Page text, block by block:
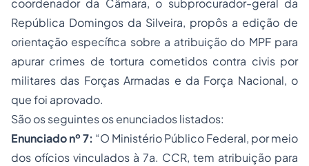
coordenador da Câmara, o subprocurador-geral da
República Domingos da Silveira, propôs a edição de
orientação específica sobre a atribuição do MPF para
apurar crimes de tortura cometidos contra civis por
militares das Forças Armadas e da Força Nacional, o
que foi aprovado.
São os seguintes os enunciados listados:
Enunciado nº 7: “O Ministério Público Federal, por meio
dos ofícios vinculados à 7a. CCR, tem atribuição para